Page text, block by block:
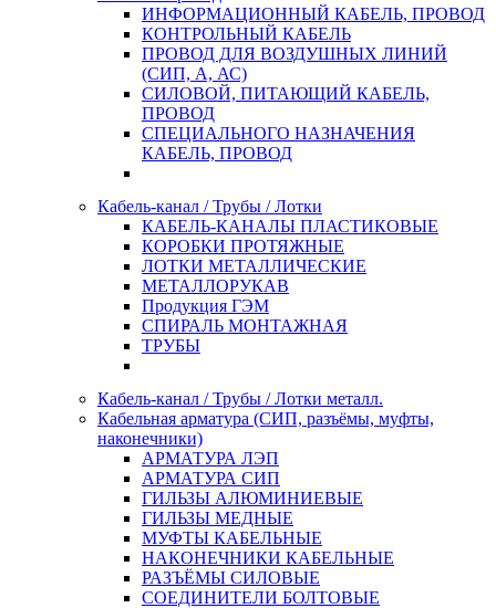
ИНФОРМАЦИОННЫЙ КАБЕЛЬ, ПРОВОД
КОНТРОЛЬНЫЙ КАБЕЛЬ
ПРОВОД ДЛЯ ВОЗДУШНЫХ ЛИНИЙ
(СИП, А, АС)
СИЛОВОЙ, ПИТАЮЩИЙ КАБЕЛЬ,
ПРОВОД
СПЕЦИАЛЬНОГО НАЗНАЧЕНИЯ
КАБЕЛЬ, ПРОВОД
Кабель-канал / Трубы / Лотки
КАБЕЛЬ-КАНАЛЫ ПЛАСТИКОВЫЕ
КОРОБКИ ПРОТЯЖНЫЕ
ЛОТКИ МЕТАЛЛИЧЕСКИЕ
МЕТАЛЛОРУКАВ
Продукция ГЭМ
СПИРАЛЬ МОНТАЖНАЯ
ТРУБЫ
Кабель-канал / Трубы / Лотки металл.
Кабельная арматура (СИП, разъёмы, муфты,
наконечники)
АРМАТУРА ЛЭП
АРМАТУРА СИП
ГИЛЬЗЫ АЛЮМИНИЕВЫЕ
ГИЛЬЗЫ МЕДНЫЕ
МУФТЫ КАБЕЛЬНЫЕ
НАКОНЕЧНИКИ КАБЕЛЬНЫЕ
РАЗЪЁМЫ СИЛОВЫЕ
СОЕДИНИТЕЛИ БОЛТОВЫЕ